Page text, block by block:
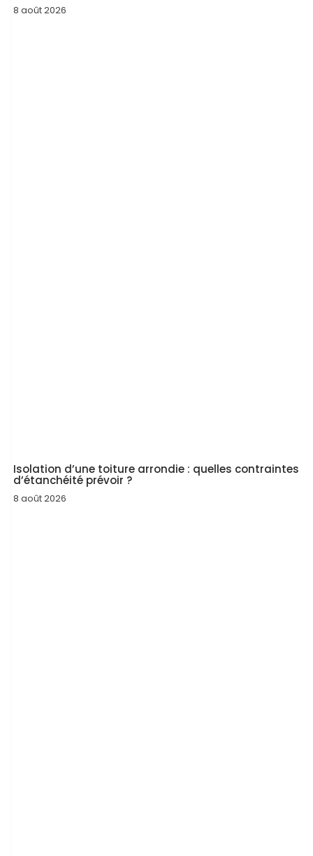
8 août 2026
Isolation d’une toiture arrondie : quelles contraintes
d’étanchéité prévoir ?
8 août 2026